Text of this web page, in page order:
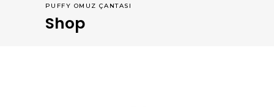
PUFFY OMUZ ÇANTASI
Shop